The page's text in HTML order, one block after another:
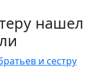
нашел
и сестру